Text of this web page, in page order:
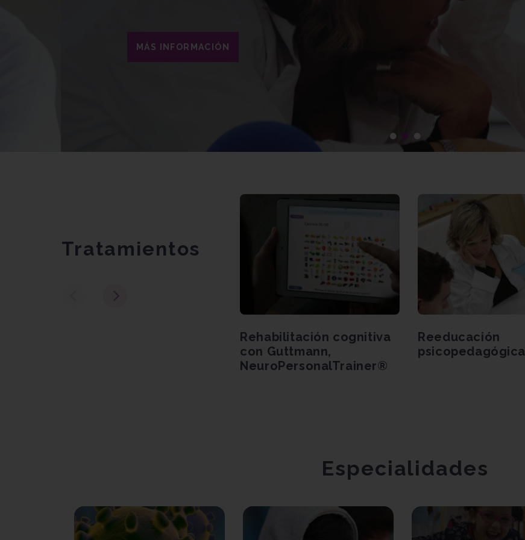
MÁS INFORMACIÓN
Tratamientos
Rehabilitación cognitiva
con Guttmann,
NeuroPersonalTrainer®
Reeducación
psicopedagógica
Especialidades